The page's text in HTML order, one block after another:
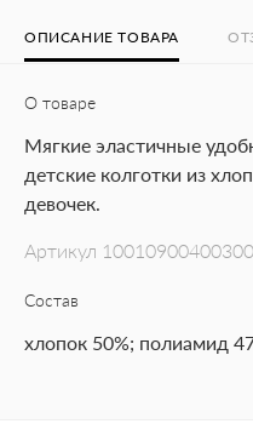
ОПИСАНИЕ ТОВАРА
О товаре
Мягкие эластичные
детские колготки из
девочек.
Артикул
Состав
хлопок 50%; полиамид